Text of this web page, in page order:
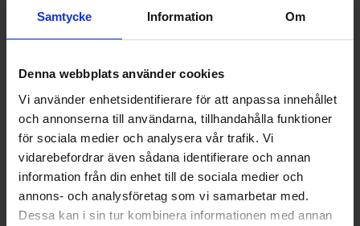
Samtycke Information Om
Denna webbplats använder cookies
Vi använder enhetsidentifierare för att anpassa innehållet
och annonserna till användarna, tillhandahålla funktioner
för sociala medier och analysera vår trafik. Vi
vidarebefordrar även sådana identifierare och annan
information från din enhet till de sociala medier och
annons- och analysföretag som vi samarbetar med.
Dessa kan i sin tur kombinera informationen med annan
perfekt med den toppmoderna tekniken. Man kan lugnt säga
om vitvaror och hushållsmaskiner. Identitetslösa,